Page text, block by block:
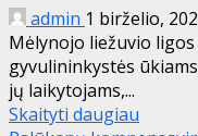
admin 1 birželio,
Mėlynojo liežuvio
gyvulininkystės
jų laikytojams,...
Skaityti daugiau